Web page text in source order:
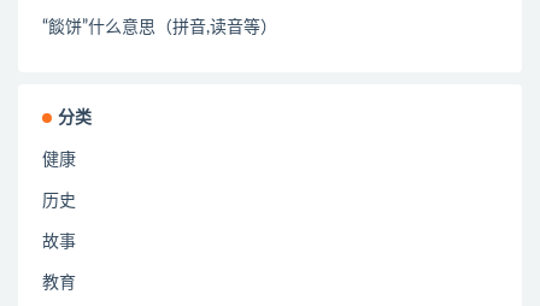
“餤饼”什么意思（拼音,读音等）
分类
健康
历史
故事
教育